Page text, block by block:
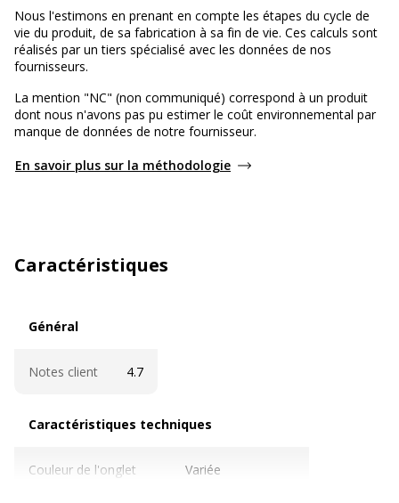
Nous l'estimons en prenant en compte les étapes du cycle de
vie du produit, de sa fabrication à sa fin de vie. Ces calculs sont
réalisés par un tiers spécialisé avec les données de nos
fournisseurs.
La mention "NC" (non communiqué) correspond à un produit
dont nous n'avons pas pu estimer le coût environnemental par
manque de données de notre fournisseur.
En savoir plus sur la méthodologie
Caractéristiques
Général
Notes client 4.7
Caractéristiques techniques
Couleur de l'onglet Variée